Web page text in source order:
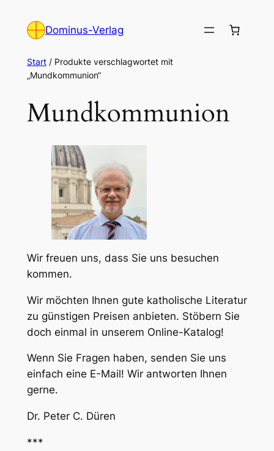
Inhalt
Dominus-Verlag
Start/ Produkte verschlagwortet mit
„Mundkommunion“
Mundkommunion
Wir freuen uns, dass Sie uns besuchen
kommen.
Wir möchten Ihnen gute katholische Literatur
zu günstigen Preisen anbieten. Stöbern Sie
doch einmal in unserem Online-Katalog!
Wenn Sie Fragen haben, senden Sie uns
einfach eine E-Mail! Wir antworten Ihnen
gerne.
Dr. Peter C. Düren
***